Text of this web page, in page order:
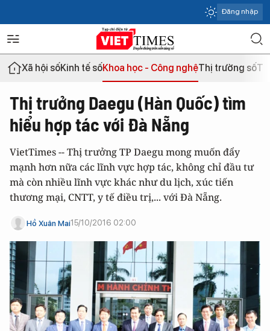
Đăng nhập
Xã hội sốKinh tế sốKhoa học - Công nghệThị trường số
Thị trưởng Daegu (Hàn Quốc) tìm
hiểu hợp tác với Đà Nẵng
VietTimes -- Thị trưởng TP Daegu mong muốn đẩy
mạnh hơn nữa các lĩnh vực hợp tác, không chỉ đầu tư
mà còn nhiều lĩnh vực khác như du lịch, xúc tiến
thương mại, CNTT, y tế điều trị,... với Đà Nẵng.
Hồ Xuân Mai15/10/2016 02:00